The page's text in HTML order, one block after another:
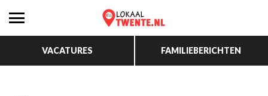
VACATURES FAMILIEBERICHTEN